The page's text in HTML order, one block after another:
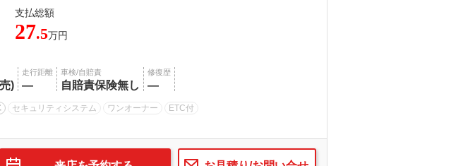
支払総額
27.5万円
)
走行距離
―
車検/自賠責
自賠責保険無し
修復歴
―
セキュリティシステム ワンオーナー ETC付